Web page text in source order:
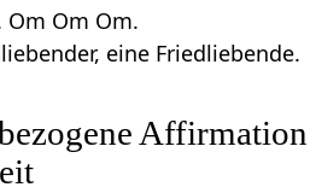
Om Om.
eine Friedliebende.
Affirmation